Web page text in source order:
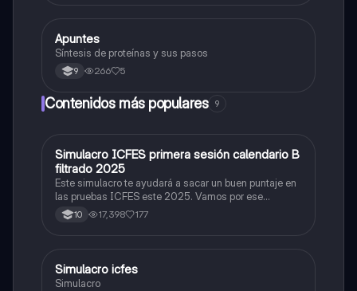
Biologia
Apuntes
Síntesis de proteínas y sus pasos
9 266 5
Contenidos más populares 9
ICFES: Matemáticas
Simulacro ICFES primera sesión calendario B
filtrado 2025
Este simulacro te ayudará a sacar un buen puntaje en
las pruebas ICFES este 2025. Vamos por ese
500/500. Y poder ser admitido en la universidad que
quieras, estudiar la carrera que quieres y no la que te
10 17,398 177
ICFES: Lectura Crítica
Simulacro icfes
Simulacro